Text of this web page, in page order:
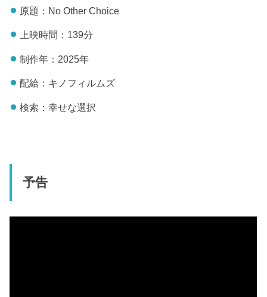
原題：No Other Choice
上映時間：139分
制作年：2025年
配給：キノフィルムズ
検索：幸せな選択
予告